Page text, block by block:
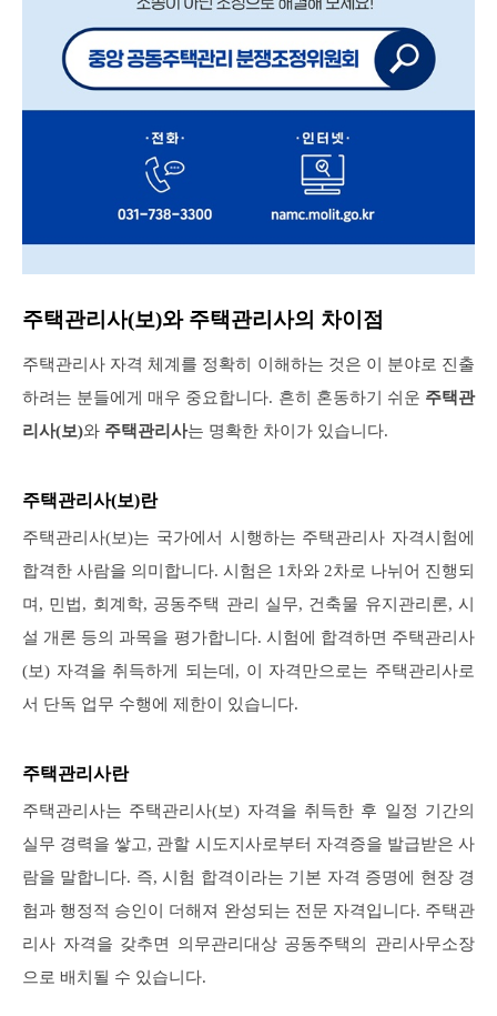
주택관리사(보)와 주택관리사의 차이점
주택관리사 자격 체계를 정확히 이해하는 것은 이 분야로 진출
하려는 분들에게 매우 중요합니다. 흔히 혼동하기 쉬운 주택관
리사(보)와 주택관리사는 명확한 차이가 있습니다.
주택관리사(보)란
주택관리사(보)는 국가에서 시행하는 주택관리사 자격시험에
합격한 사람을 의미합니다. 시험은 1차와 2차로 나뉘어 진행되
며, 민법, 회계학, 공동주택 관리 실무, 건축물 유지관리론, 시
설 개론 등의 과목을 평가합니다. 시험에 합격하면 주택관리사
(보) 자격을 취득하게 되는데, 이 자격만으로는 주택관리사로
서 단독 업무 수행에 제한이 있습니다.
주택관리사란
주택관리사는 주택관리사(보) 자격을 취득한 후 일정 기간의
실무 경력을 쌓고, 관할 시도지사로부터 자격증을 발급받은 사
람을 말합니다. 즉, 시험 합격이라는 기본 자격 증명에 현장 경
험과 행정적 승인이 더해져 완성되는 전문 자격입니다. 주택관
리사 자격을 갖추면 의무관리대상 공동주택의 관리사무소장
으로 배치될 수 있습니다.